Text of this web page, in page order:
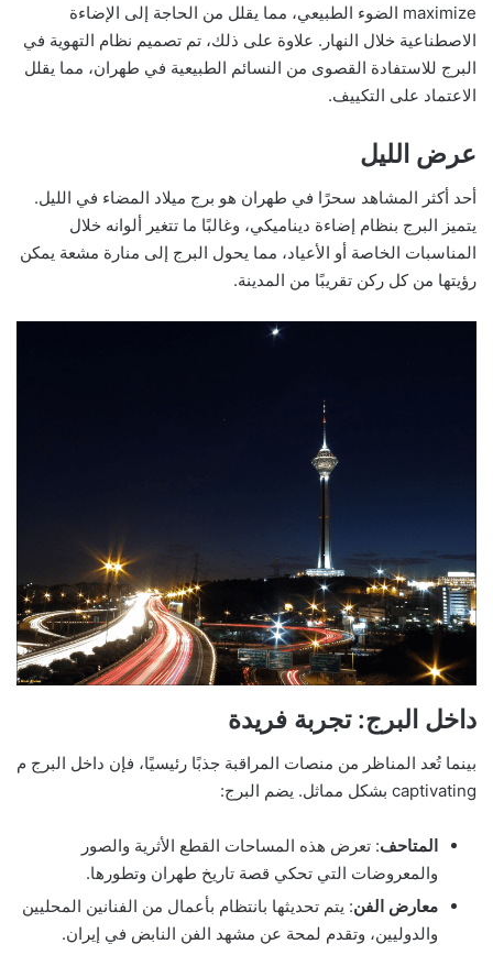
maximize الضوء الطبيعي، مما يقلل من الحاجة إلى الإضاءة
الاصطناعية خلال النهار. علاوة على ذلك، تم تصميم نظام التهوية في
البرج للاستفادة القصوى من النسائم الطبيعية في طهران، مما يقلل
الاعتماد على التكييف.
عرض الليل
أحد أكثر المشاهد سحرًا في طهران هو برج ميلاد المضاء في الليل.
يتميز البرج بنظام إضاءة ديناميكي، وغالبًا ما تتغير ألوانه خلال
المناسبات الخاصة أو الأعياد، مما يحول البرج إلى منارة مشعة يمكن
رؤيتها من كل ركن تقريبًا من المدينة.
داخل البرج: تجربة فريدة
بينما تُعد المناظر من منصات المراقبة جذبًا رئيسيًا، فإن داخل البرج م
captivating بشكل مماثل. يضم البرج:
المتاحف: تعرض هذه المساحات القطع الأثرية والصور
والمعروضات التي تحكي قصة تاريخ طهران وتطورها.
معارض الفن: يتم تحديثها بانتظام بأعمال من الفنانين المحليين
والدوليين، وتقدم لمحة عن مشهد الفن النابض في إيران.